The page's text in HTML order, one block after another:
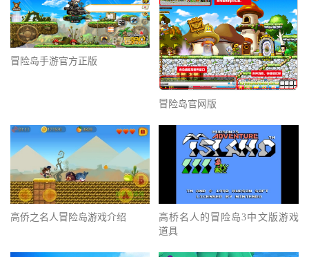
冒险岛手游官方正版
冒险岛官网版
高侨之名人冒险岛游戏介绍
高桥名人的冒险岛3中文版游戏
道具